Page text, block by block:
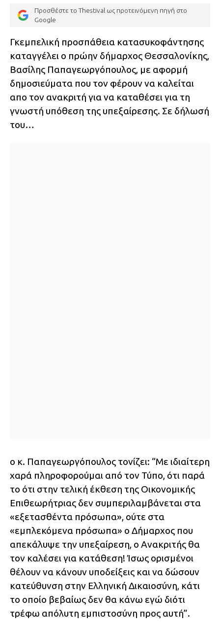
Προσθέστε το Thestival ως προτεινόμενη πηγή στο
Google
Γκεμπελική προσπάθεια κατασυκοφάντησης
καταγγέλει ο πρώην δήμαρχος Θεσσαλονίκης,
Βασίλης Παπαγεωργόπουλος, με αφορμή
δημοσιεύματα που τον φέρουν να καλείται
απο τον ανακριτή για να καταθέσει για τη
γνωστή υπόθεση της υπεξαίρεσης. Σε δήλωσή
του…
ο κ. Παπαγεωργόπουλος τονίζει: “Με ιδιαίτερη
χαρά πληροφορούμαι από τον Τύπο, ότι παρά
το ότι στην τελική έκθεση της Οικονομικής
Επιθεωρήτριας δεν συμπεριλαμβάνεται στα
«εξετασθέντα πρόσωπα», ούτε στα
«εμπλεκόμενα πρόσωπα» ο Δήμαρχος που
απεκάλυψε την υπεξαίρεση, ο Ανακριτής θα
τον καλέσει για κατάθεση! Ίσως ορισμένοι
θέλουν να κάνουν υποδείξεις και να δώσουν
κατεύθυνση στην Ελληνική Δικαιοσύνη, κάτι
το οποίο βεβαίως δεν θα κάνω εγώ διότι
τρέφω απόλυτη εμπιστοσύνη προς αυτή”.